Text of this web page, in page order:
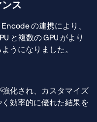
ス
の連携により、
と複数の GPU がより
うになりました。
化され、カスタマイズ
効率的に優れた結果を